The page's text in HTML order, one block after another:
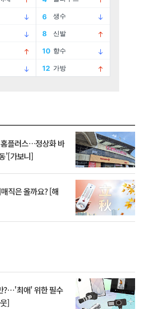
플러스…정상화 바
’[가보니]
직은 올까요? [해
?⋯'최애' 위한 필수
]